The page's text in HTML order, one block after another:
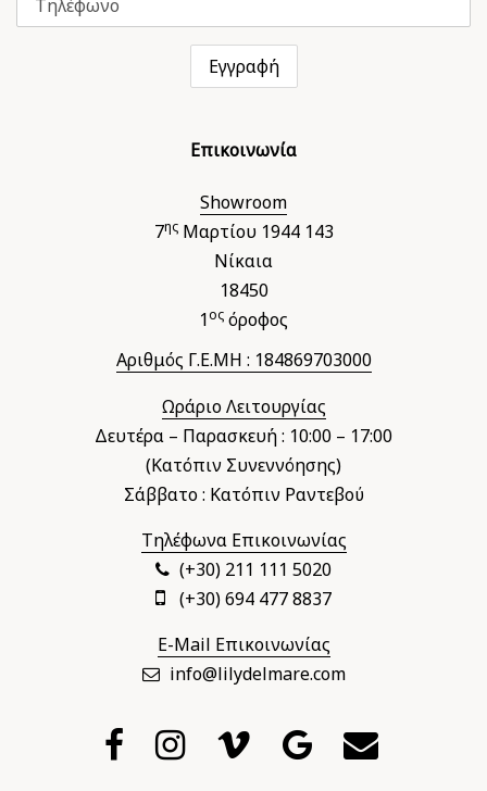
Επικοινωνία
Showroom
7ηςΜαρτίου 1944 143
Νίκαια
18450
1ος όροφος
Αριθμός Γ.Ε.ΜΗ : 184869703000
Ωράριο Λειτουργίας
Δευτέρα – Παρασκευή : 10:00 – 17:00
(Κατόπιν Συνεννόησης)
Σάββατο : Κατόπιν Ραντεβού
Τηλέφωνα Επικοινωνίας
(+30) 211 111 5020
(+30) 694 477 8837
E-Mail Επικοινωνίας
info@lilydelmare.com